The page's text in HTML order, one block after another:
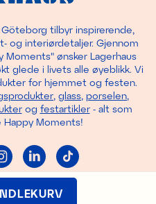
tilbyr inspirerende,
og interiørdetaljer. Gjennom
Moments" ønsker Lagerhaus
glede i livets alle øyeblikk. Vi
for hjemmet og festen.
, glass, porselen,
og festartikler- alt som
Happy Moments!